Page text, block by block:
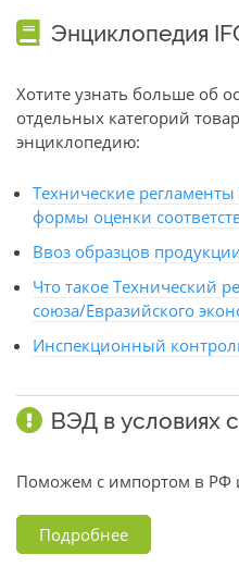
Энциклопедия
Хотите узнать больше об
отдельных категорий
энциклопедию:
Технические
формы оценки
Ввоз образцов
Что такое Технический
союза/Евразийского
Инспекционный
ВЭД в условиях
Поможем с импортом в РФ
Подробнее